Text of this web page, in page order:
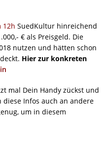
12h SuedKultur hinreichend
€ als Preisgeld. Die
nutzen und hätten schon
Hier zur konkreten
mal Dein Handy zückst und
diese Infos auch an andere
um in diesem